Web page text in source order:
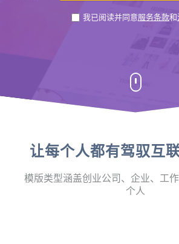
我已阅读并同意服务条款和
让每个人都有驾驭互
模版类型涵盖创业公司、企业、工
个人